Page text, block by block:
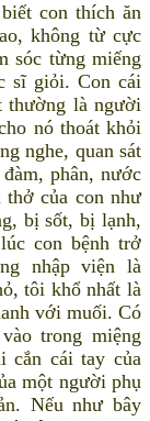
con thích ăn
không từ cực
sóc từng miếng
sĩ giỏi. Con cái
thường là người
nó thoát khỏi
nghe, quan sát
phân, nước
của con như
bị sốt, bị lạnh,
con bệnh trở
nhập viện là
tôi khổ nhất là
với muối. Có
trong miệng
cắn cái tay của
một người phụ
Nếu như bây